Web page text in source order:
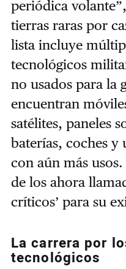
periódica
tierras raras por
lista incluye
tecnológicos
no usados para la
encuentran
satélites, paneles
baterías, coches
con aún más
de los ahora
críticos’ para su
La carrera por
tecnológicos